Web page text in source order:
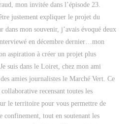
mon invitée dans l’épisode 23.
justement expliquer le projet du
dans mon souvenir, j’avais évoqué deux
en décembre dernier…mon
aspiration à créer un projet plus
suis dans le Loiret, chez mon ami
amies journalistes le Marché Vert. Ce
recensant toutes les
le territoire pour vous permettre de
confinement, tout en soutenant les